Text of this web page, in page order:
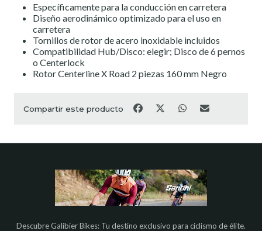
Específicamente para la conducción en carretera
Diseño aerodinámico optimizado para el uso en
carretera
Tornillos de rotor de acero inoxidable incluidos
Compatibilidad Hub/Disco: elegir; Disco de 6 pernos
o Centerlock
Rotor Centerline X Road 2 piezas 160 mm Negro
Compartir este producto
Descubre Galibier Bikes: Tu destino exclusivo para ciclismo de élite.